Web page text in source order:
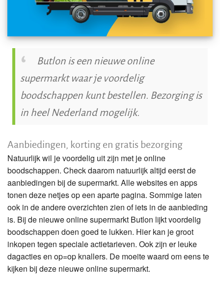
Butlon is een nieuwe online
supermarkt waar je voordelig
boodschappen kunt bestellen. Bezorging is
in heel Nederland mogelijk.
Aanbiedingen, korting en gratis bezorging
Natuurlijk wil je voordelig uit zijn met je online
boodschappen. Check daarom natuurlijk altijd eerst de
aanbiedingen bij de supermarkt. Alle websites en apps
tonen deze netjes op een aparte pagina. Sommige laten
ook in de andere overzichten zien of iets in de aanbieding
is. Bij de nieuwe online supermarkt Butlon lijkt voordelig
boodschappen doen goed te lukken. Hier kan je groot
inkopen tegen speciale actietarieven. Ook zijn er leuke
dagacties en op=op knallers. De moeite waard om eens te
kijken bij deze nieuwe online supermarkt.